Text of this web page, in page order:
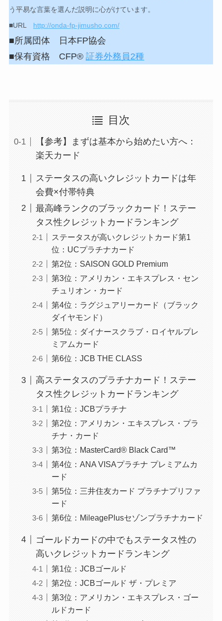
う平易な言葉を選んだ説明に心がけています。
■URL http://onda-fp-jimusho.com/
■所属団体 日本FP協会
■保有資格 CFP® 証券外務員2種
目次
【参考】まずは基本から始めたい方へ：
楽天カード
ステータスの高いクレジットカードは年
会費×付帯特典
最高峰ランクのブラックカード！ステー
タス性クレジットカードランキング
ステータスが高いクレジットカード第1
位：UCプラチナカード
第2位：SAISON GOLD Premium
第3位：アメリカン・エキスプレス・セン
チュリオン・カード
第4位：ラグジュアリーカード（ブラック
ダイヤモンド）
第5位：ダイナースクラブ・ロイヤルプレ
ミアムカード
第6位：JCB THE CLASS
高ステータスのプラチナカード！ステー
タス性クレジットカードランキング
第1位：JCBプラチナ
第2位：アメリカン・エキスプレス・プラ
チナ・カード
第3位：MasterCard®︎ Black Card™️
第4位：ANA VISAプラチナ プレミアムカ
ード
第5位：三井住友カード プラチナプリファ
ード
第6位：MileagePlusセゾンプラチナカード
ゴールドカードの中でもステータス性の
高いクレジットカードランキング
第1位：JCBゴールド
第2位：JCBゴールド ザ・プレミア
第3位：アメリカン・エキスプレス・ゴー
ルドカード